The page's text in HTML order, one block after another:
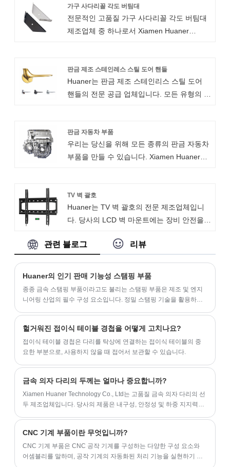
자리에 고정하고 펜라이트를 키체인에 연결
할 수 있습니다. , 또는 글로브 박스를 단단히
닫아 두십시오. 목적이 무엇이든, 4슬라이드
징 클립 후크를 만드는 방법에 대해 4슬라이
드 스프링과 스탬핑보다 더 잘 아는 사람은 없
습니다.
가구 사다리꼴 각도 버팀대
전문적인 고품질 가구 사다리꼴 각도 버팀대
제조업체 중 하나로서 Xiamen Huaner
적시 배송을 제공할 것입니다.가구 사다리꼴
각도 버팀대 견고하고 신뢰할 수 있으며 강력
한 하중 지지력을 갖추고 가구의 구조적 안정
서리입니다. 고품질 소재와 정교한 장인정신
으로 내구성과 심미성을 보장하며, 다양한 가
구 스타일과 완벽하게 조화를 이룹니다. 동시
향상시켜 가정의 안전과 편안함을 위한 이상
적인 선택이 됩니다.
판금 제조 스테인레스 스틸 도어 핸들
Huaner는 판금 제조 스테인리스 스틸 도어
핸들의 전문 공급 업체입니다. 모든 유형의 판
금 제조 서비스는 저용량 프로토 타입에서 대
량 생산에 이르기까지 다양한 비용 절감으로
운영됩니다.
판금 자동차 부품
우리는 당신을 위해 모든 종류의 판금 자동차
부품을 만들 수 있습니다. Xiamen Huaner
를 제공합니다. 당사의 판금 제조 서비스는 소
량 프로토타입부터 대량 생산에 이르기까지
다양하며 상당한 비용 절감 효과를 제공합니
TV 벽 괄호
Huaner는 TV 벽 괄호의 전문 제조업체입니
다. 당사의 LCD 벽 마운트에는 장비 안전을위
다. 200 톤 연속 다이 스탬핑을 사용하여 매일
디지털 간판, 정보 키오스크, 셀프 서비스 터
있습니다. 우리는 사양, 재료, 색상, 로고 등을
관련 블로그 리뷰
Huaner의 인기 판매 기능성 스탬핑 부품
종종 금속 스탬핑 부품이라고도 불리는 스탬핑 부품은 제조 및 엔지
니어링 산업의 필수 구성 요소입니다. 정밀 스탬핑 기술을 활용하는
스탬핑 부품은 브래킷, 커넥터, 패널 등과 같은 복잡한 부품을 대량
생산할 때 정확성, 반복성 및 비용 효율성으로 인해 선호됩니다. 자동
차, 항공우주부터 전자 및 가전제품에 이르는 산업에서는 구조적 무
및 형상을 가진 부품을 생산할 수 있으므로 이러한 부품은 다양한 분
야에서 효율적이고 일관된 제조 프로세스를 달성하는 데 없어서는
안 될 요소입니다.
헐거워진 접이식 테이블 경첩을 어떻게 고치나요?
접이식 테이블 경첩은 다리를 탁상에 연결하는 접이식 테이블의 중
요한 부분으로, 사용하지 않을 때 접어서 보관할 수 있습니다.
금속 의자 다리의 두께는 얼마나 중요합니까?
Xiamen Huaner Technology Co., Ltd는 고품질 금속 의자 다리의 선
두 제조업체입니다. 당사의 제품은 내구성, 안정성 및 하중 지지력으
CNC 기계 부품이란 무엇입니까?
CNC 기계 부품은 CNC 공작 기계를 구성하는 다양한 구성 요소와
어셈블리를 말하며, 공작 기계의 자동화된 처리 기능을 실현하기 위